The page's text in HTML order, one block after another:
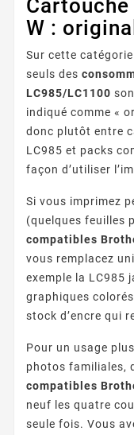
W :
Sur cette catégorie
seuls des
LC985/LC1100
indiqué comme «
donc plutôt entre
LC985 et packs
façon d’utiliser
Si vous imprimez
(quelques feuilles
compatibles
vous remplacez
exemple la LC985
graphiques
stock d’encre qui
Pour un usage
photos familiales,
compatibles
neuf les quatre
seule fois. Vous